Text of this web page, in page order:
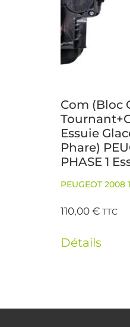
Com (Bloc
Essuie
Phare)
PHASE 1
PEUGEOT 2008
110,00€ TTC
Détails